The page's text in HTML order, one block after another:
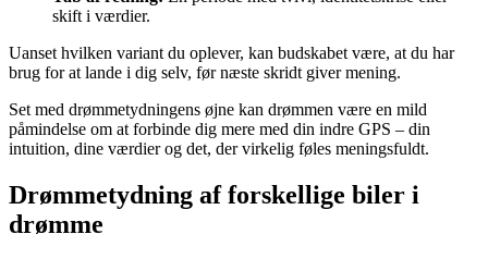
skift i værdier.
Uanset hvilken variant du oplever, kan budskabet være, at du har
brug for at lande i dig selv, før næste skridt giver mening.
Set med drømmetydningens øjne kan drømmen være en mild
påmindelse om at forbinde dig mere med din indre GPS – din
intuition, dine værdier og det, der virkelig føles meningsfuldt.
Drømmetydning af forskellige biler i
drømme